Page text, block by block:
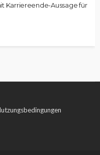
Karriereende-Aussage für